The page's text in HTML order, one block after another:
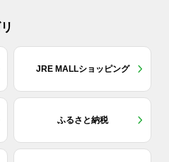
JRE MALLショッピング
ふるさと納税